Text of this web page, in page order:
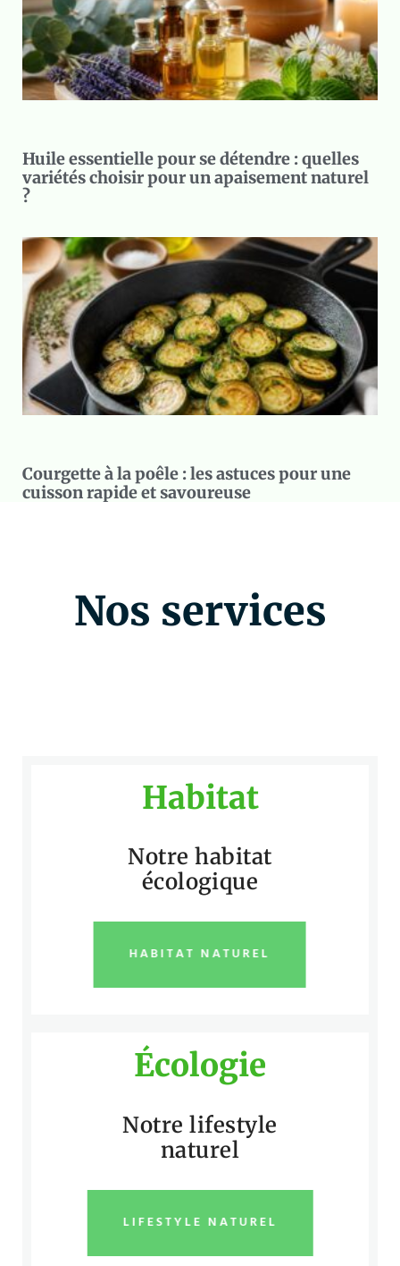
Huile essentielle pour se détendre : quelles
variétés choisir pour un apaisement naturel
?
Courgette à la poêle : les astuces pour une
cuisson rapide et savoureuse
Nos services
Habitat
Notre habitat
écologique
HABITAT NATUREL
Écologie
Notre lifestyle
naturel
LIFESTYLE NATUREL